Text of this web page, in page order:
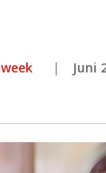
Juni